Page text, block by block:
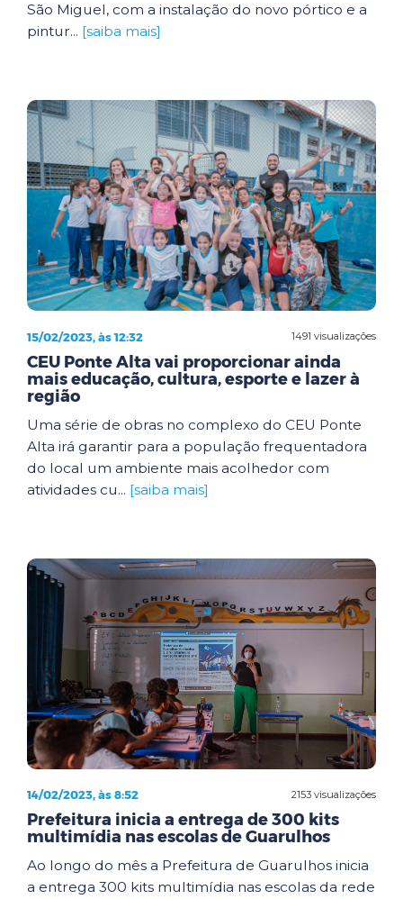
São Miguel, com a instalação do novo pórtico e a
pintur... [saiba mais]
1491 visualizações
15/02/2023, às 12:32
CEU Ponte Alta vai proporcionar ainda
mais educação, cultura, esporte e lazer à
região
Uma série de obras no complexo do CEU Ponte
Alta irá garantir para a população frequentadora
do local um ambiente mais acolhedor com
atividades cu... [saiba mais]
2153 visualizações
14/02/2023, às 8:52
Prefeitura inicia a entrega de 300 kits
multimídia nas escolas de Guarulhos
Ao longo do mês a Prefeitura de Guarulhos inicia
a entrega 300 kits multimídia nas escolas da rede